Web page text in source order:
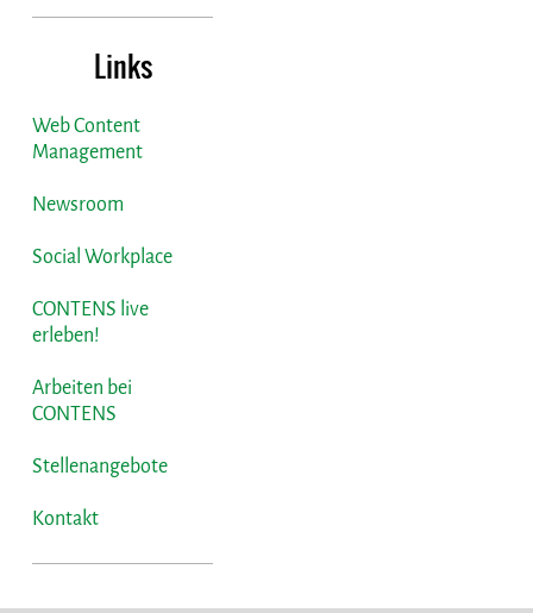
Links
Web Content
Management
Newsroom
Social Workplace
CONTENS live
erleben!
Arbeiten bei
CONTENS
Stellenangebote
Kontakt